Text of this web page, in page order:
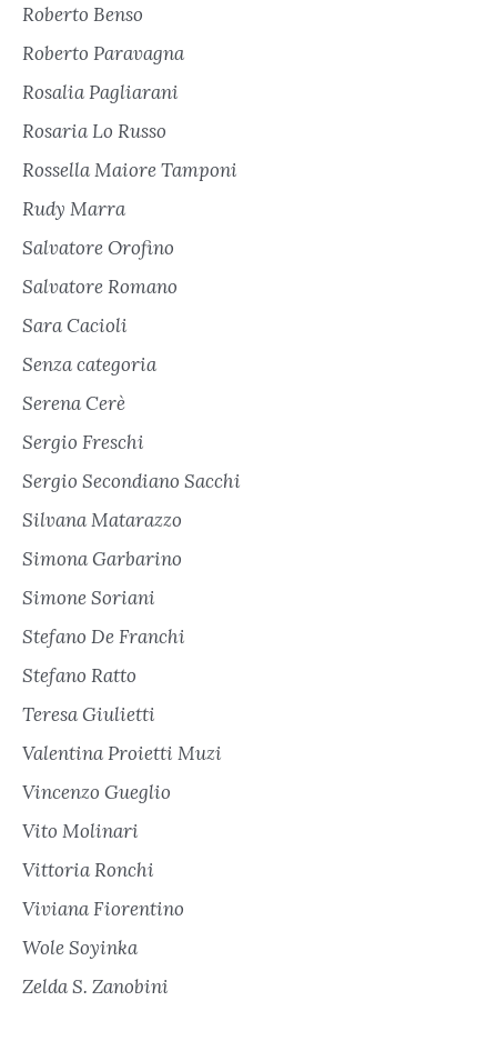
Roberto Benso
Roberto Paravagna
Rosalia Pagliarani
Rosaria Lo Russo
Rossella Maiore Tamponi
Rudy Marra
Salvatore Orofino
Salvatore Romano
Sara Cacioli
Senza categoria
Serena Cerè
Sergio Freschi
Sergio Secondiano Sacchi
Silvana Matarazzo
Simona Garbarino
Simone Soriani
Stefano De Franchi
Stefano Ratto
Teresa Giulietti
Valentina Proietti Muzi
Vincenzo Gueglio
Vito Molinari
Vittoria Ronchi
Viviana Fiorentino
Wole Soyinka
Zelda S. Zanobini